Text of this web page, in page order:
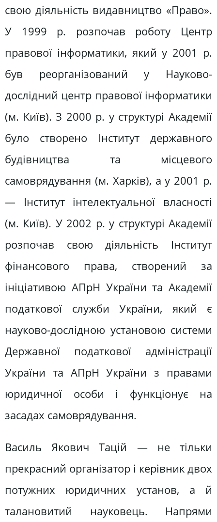
свою діяльність видавництво «Право».
У 1999 р. розпочав роботу Центр
правової інформатики, який у 2001 р.
був реорганізований у Науково-
дослідний центр правової інформатики
(м. Київ). З 2000 р. у структурі Академії
було створено Інститут державного
будівництва та місцевого
самоврядування (м. Харків), а у 2001 р.
— Інститут інтелектуальної власності
(м. Київ). У 2002 р. у структурі Академії
розпочав свою діяльність Інститут
фінансового права, створений за
ініціативою АПрН України та Академії
податкової служби України, який є
науково-дослідною установою системи
Державної податкової адміністрації
України та АПрН України з правами
юридичної особи і функціонує на
засадах самоврядування.
Василь Якович Тацій — не тільки
прекрасний організатор і керівник двох
потужних юридичних установ, а й
талановитий науковець. Напрями